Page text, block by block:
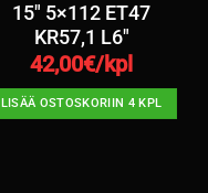
15″ 5×112 ET47
KR57,1 L6″
42,00€/kpl
LISÄÄ OSTOSKORIIN 4 KPL